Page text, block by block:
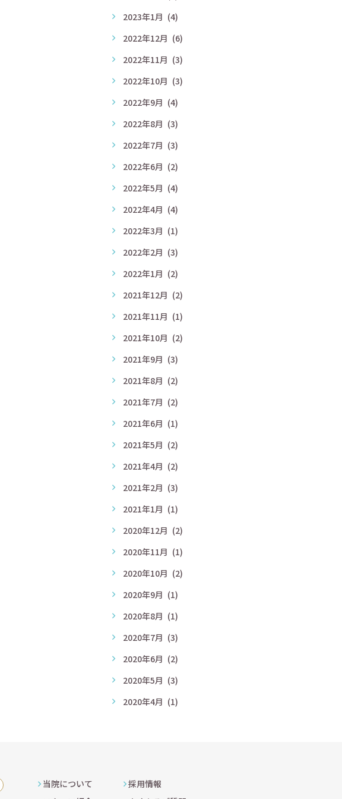
2023年1月 (4)
2022年12月 (6)
2022年11月 (3)
2022年10月 (3)
2022年9月 (4)
2022年8月 (3)
2022年7月 (3)
2022年6月 (2)
2022年5月 (4)
2022年4月 (4)
2022年3月 (1)
2022年2月 (3)
2022年1月 (2)
2021年12月 (2)
2021年11月 (1)
2021年10月 (2)
2021年9月 (3)
2021年8月 (2)
2021年7月 (2)
2021年6月 (1)
2021年5月 (2)
2021年4月 (2)
2021年2月 (3)
2021年1月 (1)
2020年12月 (2)
2020年11月 (1)
2020年10月 (2)
2020年9月 (1)
2020年8月 (1)
2020年7月 (3)
2020年6月 (2)
2020年5月 (3)
2020年4月 (1)
当院について
採用情報